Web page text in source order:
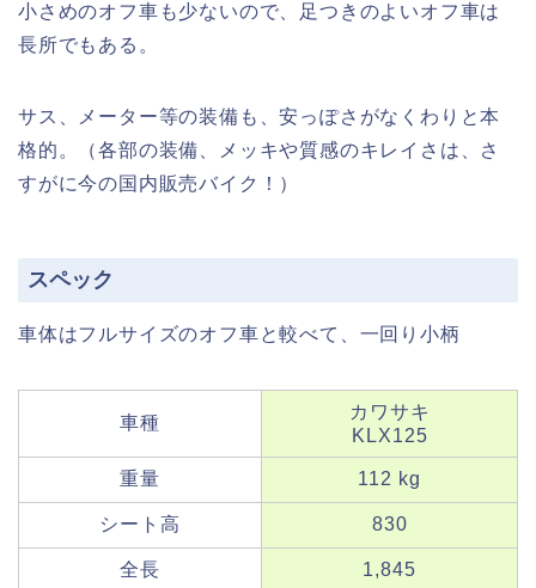
小さめのオフ車も少ないので、足つきのよいオフ車は
長所でもある。
サス、メーター等の装備も、安っぽさがなくわりと本
格的。（各部の装備、メッキや質感のキレイさは、さ
すがに今の国内販売バイク！）
スペック
車体はフルサイズのオフ車と較べて、一回り小柄
車種
カワサキ
KLX125
重量 112 kg
シート高 830
全長 1,845